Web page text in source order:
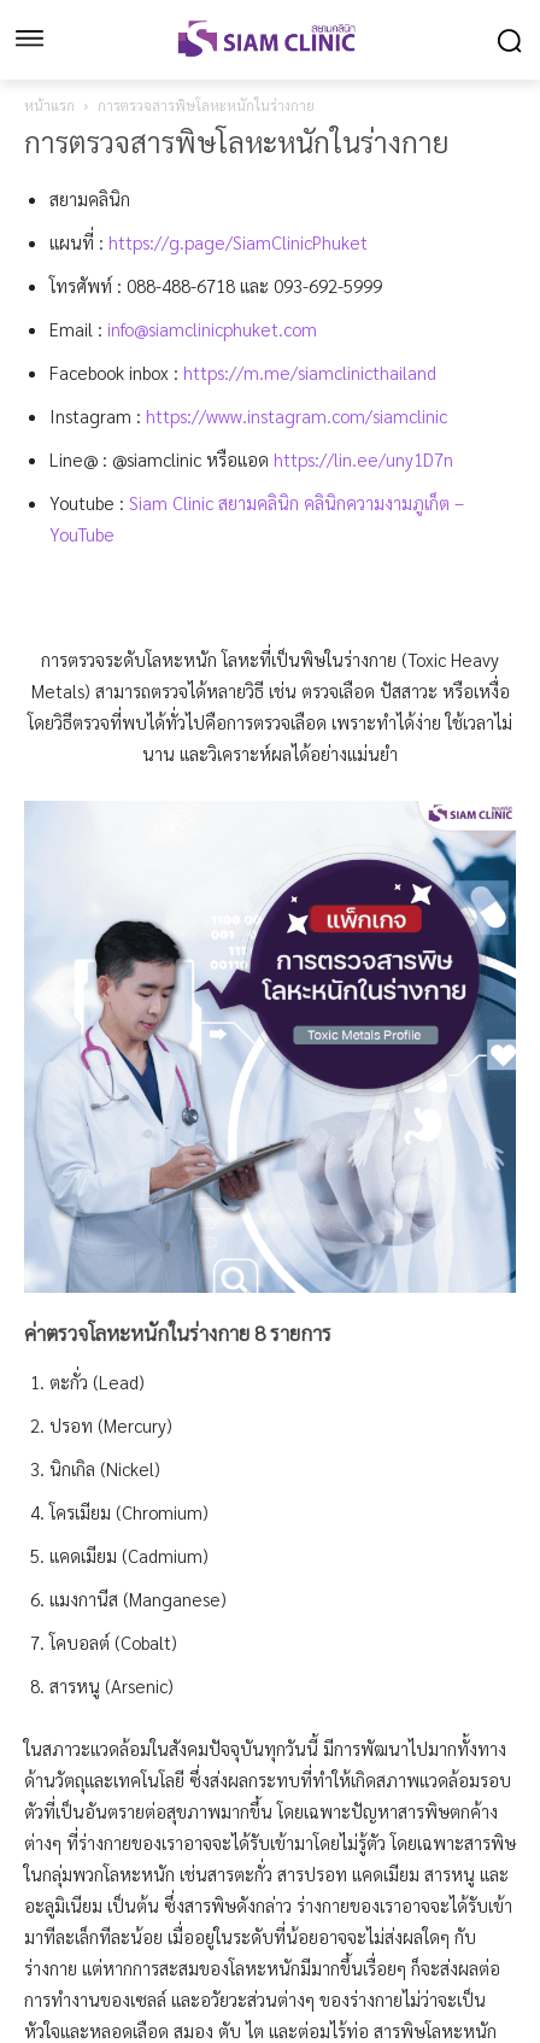
หน้าแรก การตรวจสารพิษโลหะหนักในร่างกาย
การตรวจสารพิษโลหะหนักในร่างกาย
สยามคลินิก
แผนที่ : https://g.page/SiamClinicPhuket
โทรศัพท์ : 088-488-6718 และ 093-692-5999
Email : info@siamclinicphuket.com
Facebook inbox : https://m.me/siamclinicthailand
Instagram : https://www.instagram.com/siamclinic
Line@ : @siamclinic หรือแอด https://lin.ee/uny1D7n
Youtube : Siam Clinic สยามคลินิก คลินิกความงามภูเก็ต –
YouTube
การตรวจระดับโลหะหนัก โลหะที่เป็นพิษในร่างกาย (Toxic Heavy
Metals) สามารถตรวจได้หลายวิธี เช่น ตรวจเลือด ปัสสาวะ หรือเหงื่อ
โดยวิธีตรวจที่พบได้ทั่วไปคือการตรวจเลือด เพราะทำได้ง่าย ใช้เวลาไม่
นาน และวิเคราะห์ผลได้อย่างแม่นยำ
ค่าตรวจโลหะหนักในร่างกาย 8 รายการ
ตะกั่ว (Lead)
ปรอท (Mercury)
นิกเกิล (Nickel)
โครเมียม (Chromium)
แคดเมียม (Cadmium)
แมงกานีส (Manganese)
โคบอลต์ (Cobalt)
สารหนู (Arsenic)
ในสภาวะแวดล้อมในสังคมปัจจุบันทุกวันนี้ มีการพัฒนาไปมากทั้งทาง
ด้านวัตถุและเทคโนโลยี ซึ่งส่งผลกระทบที่ทำให้เกิดสภาพแวดล้อมรอบ
ตัวที่เป็นอันตรายต่อสุขภาพมากขึ้น โดยเฉพาะปัญหาสารพิษตกค้าง
ต่างๆ ที่ร่างกายของเราอาจจะได้รับเข้ามาโดยไม่รู้ตัว โดยเฉพาะสารพิษ
ในกลุ่มพวกโลหะหนัก เช่นสารตะกั่ว สารปรอท แคดเมียม สารหนู และ
อะลูมิเนียม เป็นต้น ซึ่งสารพิษดังกล่าว ร่างกายของเราอาจจะได้รับเข้า
มาทีละเล็กทีละน้อย เมื่ออยู่ในระดับที่น้อยอาจจะไม่ส่งผลใดๆ กับ
ร่างกาย แต่หากการสะสมของโลหะหนักมีมากขึ้นเรื่อยๆ ก็จะส่งผลต่อ
การทำงานของเซลล์ และอวัยวะส่วนต่างๆ ของร่างกายไม่ว่าจะเป็น
หัวใจและหลอดเลือด สมอง ตับ ไต และต่อมไร้ท่อ สารพิษโลหะหนัก